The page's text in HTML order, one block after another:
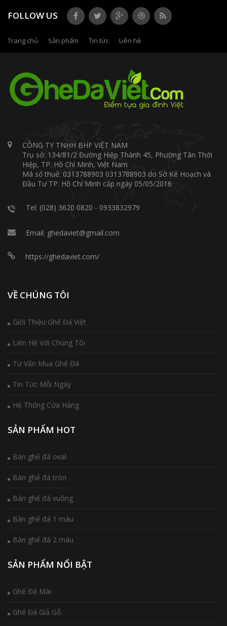
FOLLOW US
Trang chủ Sản phẩm Tin tức Liên hệ
CÔNG TY TNHH BHF VIỆT NAM
Trụ sở: 134/81/2 Đường Hiệp Thành 45, Phường Tân Thới
Hiệp, TP. Hồ Chí Minh, Việt Nam
Mã số thuế: 0313788903 0313788903 do Sở Kế Hoạch và
Đầu Tư TP. Hồ Chí Minh cấp ngày 05/05/2016
Tel: (028) 3620 0820 - 0933832979
Email: ghedaviet@gmail.com
https://ghedaviet.com/
VỀ CHÚNG TÔI
Giới Thiệu Ghế Đá Việt
Liên Hệ Với Chúng Tôi
Tư Vấn Mua Ghế Đá
Tin Tức Mỗi Ngày
Hệ Thống Cửa Hàng
SẢN PHẨM HOT
Bàn ghế đá oval
Bàn ghế đá tròn
Bàn ghế đá vuông
Bàn ghế đá 1 màu
Bàn ghế đá 2 màu
SẢN PHẨM NỔI BẬT
Ghế Đá Mài
Ghế Đá Giả Gỗ